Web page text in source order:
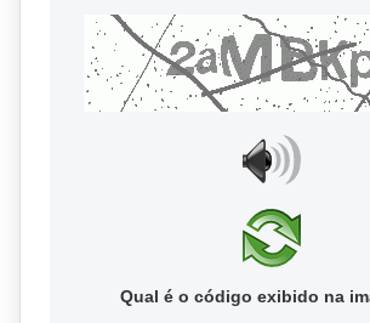
Qual é o código exibido na